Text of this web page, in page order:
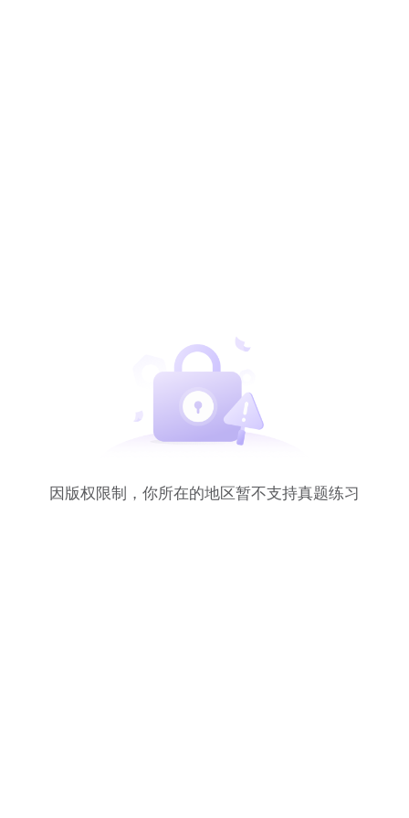
因版权限制，你所在的地区暂不支持真题练习